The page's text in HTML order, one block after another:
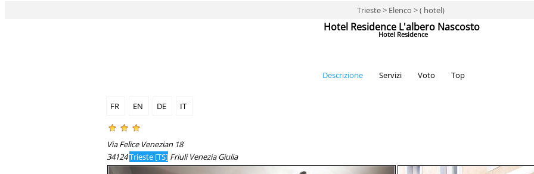
Trieste > Elenco > ( hotel)
Hotel Residence L'albero Nascosto
Hotel Residence
Descrizione Servizi Voto Top
FR EN DE IT
Via Felice Venezian 18
34124Trieste [TS] Friuli Venezia Giulia